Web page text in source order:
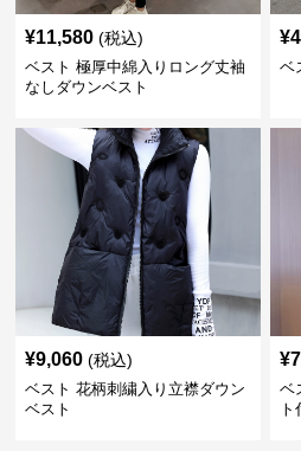
¥11,580 (税込)
ベスト 極厚中綿入りロング丈袖
なしダウンベスト
¥
ベ
¥9,060 (税込)
ベスト 花柄刺繍入り立襟ダウン
ベスト
¥
ベ